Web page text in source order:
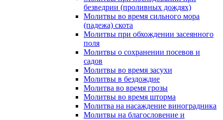
безведрии (проливных дождях)
Молитвы во время сильного мора
(падежа) скота
Молитвы при обхождении засеянного
поля
Молитвы о сохранении посевов и
садов
Молитвы во время засухи
Молитвы в бездождие
Молитва во время грозы
Молитвы во время шторма
Молитва на насаждение виноградника
Молитвы на благословение и